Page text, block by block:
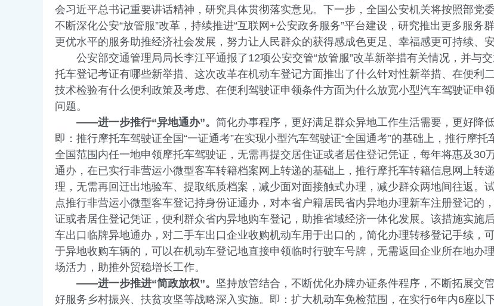
会习近平总书记重要讲话精神，研究具体贯彻落实意见。下一步，全国公安机关将按照部党
不断深化公安“放管服”改革，持续推进“互联网+公安政务服务”平台建设，研究推出更多服
更优水平的服务助推经济社会发展，努力让人民群众的获得感成色更足、幸福感更可持续、安
公安部交通管理局局长李江平通报了12项公安交管“放管服”改革新举措有关情况，并与
托车登记考证有哪些新举措、这次改革在机动车登记方面推出了什么针对性新举措、在便利
技术检验有什么便利政策及考虑、在便利驾驶证申领条件方面为什么放宽小型汽车驾驶证申
问题。
——进一步推行“异地通办”。 简化办事程序，更好满足群众异地工作生活需要，更好降
即：推行摩托车驾驶证全国“一证通考”在实现小型汽车驾驶证“全国通考”的基础上，推行摩
全国范围内任一地申领摩托车驾驶证，无需再提交居住证或者居住登记凭证，每年将惠及30
通办，在已实行非营运小微型客车转籍档案网上转递的基础上，推行摩托车转籍信息网上转
理，无需再回迁出地验车、提取纸质档案，减少面对面接触式办理，减少群众两地间往返。
点推行非营运小微型客车登记持身份证通办，对本省户籍居民省内异地办理新车注册登记的
证或者居住登记凭证，便利群众省内异地购车登记，助推省域经济一体化发展。该措施实施
车出口临牌异地通办，对二手车出口企业收购机动车用于出口的，简化办理转移登记手续，
于异地收购车辆的，可以在机动车登记地直接申领临时行驶车号牌，无需返回企业所在地办
场活力，助推外贸稳增长工作。
——进一步推进“简政放权”。 坚持放管结合，不断优化办牌办证条件程序，不断拓展交
好服务乡村振兴、扶贫攻坚等战略深入实施。即：扩大机动车免检范围，在实行6年内6座以